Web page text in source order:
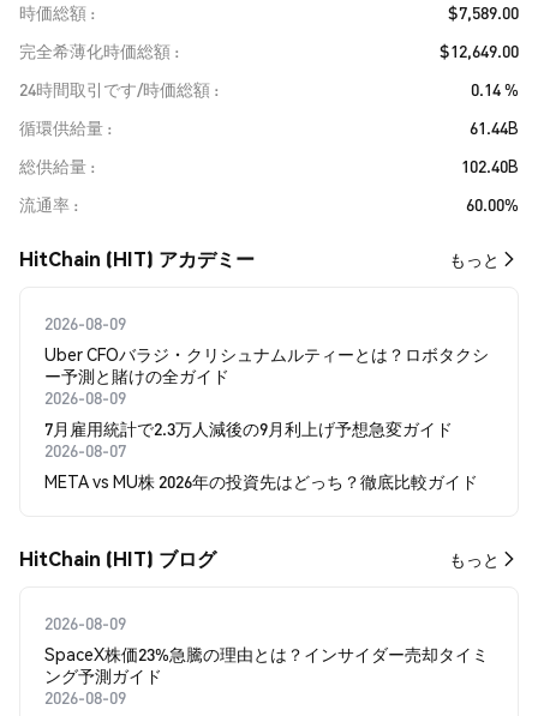
時価総額
$7,589.00
完全希薄化時価総額
$12,649.00
24時間取引です/時価総額
0.14 %
循環供給量
61.44B
総供給量
102.40B
流通率
60.00%
HitChain (HIT) アカデミー もっと
2026-08-09
Uber CFOバラジ・クリシュナムルティーとは？ロボタクシ
ー予測と賭けの全ガイド
2026-08-09
7月雇用統計で2.3万人減後の9月利上げ予想急変ガイド
2026-08-07
META vs MU株 2026年の投資先はどっち？徹底比較ガイド
HitChain (HIT) ブログ もっと
2026-08-09
SpaceX株価23%急騰の理由とは？インサイダー売却タイミ
ング予測ガイド
2026-08-09